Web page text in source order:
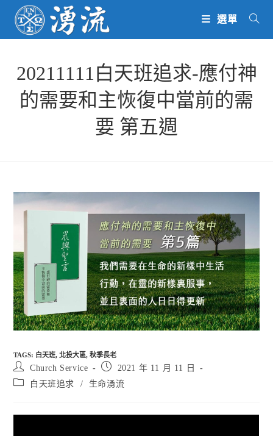
content
選單
20211111白天班追求-應付神
的需要和主恢復中當前的需
要 第五週
TAGS: 白天班, 北投大區, 秋季長老
Post
author:
Church Service
Post
published:
2021 年 11 月 11 日
Post
白天班追求 / 生命湧流